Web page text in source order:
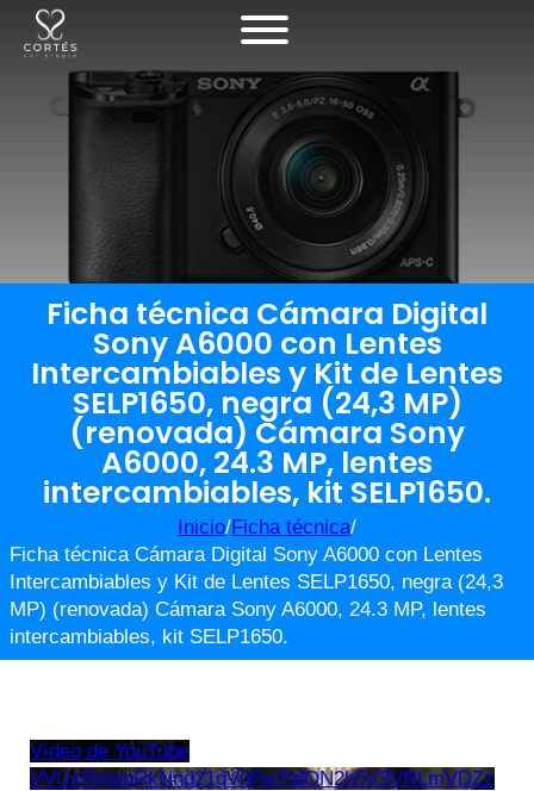
Ficha técnica Cámara Digital
Sony A6000 con Lentes
Intercambiables y Kit de Lentes
SELP1650, negra (24,3 MP)
(renovada) Cámara Sony
A6000, 24.3 MP, lentes
intercambiables, kit SELP1650.
Inicio/Ficha técnica/
Ficha técnica Cámara Digital Sony A6000 con Lentes
Intercambiables y Kit de Lentes SELP1650, negra (24,3
MP) (renovada) Cámara Sony A6000, 24.3 MP, lentes
intercambiables, kit SELP1650.
Vídeo de YouTube
VVUxRmppRkNnd21qV0FwTldON2h5V3VRLmVDZz